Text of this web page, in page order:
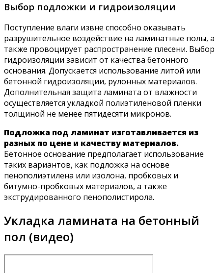
Выбор подложки и гидроизоляции
Поступление влаги извне способно оказывать
разрушительное воздействие на ламинатные полы, а
также провоцирует распространение плесени. Выбор
гидроизоляции зависит от качества бетонного
основания. Допускается использование литой или
бетонной гидроизоляции, рулонных материалов.
Дополнительная защита ламината от влажности
осуществляется укладкой полиэтиленовой пленки
толщиной не менее пятидесяти микронов.
Подложка под ламинат изготавливается из
разных по цене и качеству материалов.
Бетонное основание предполагает использование
таких вариантов, как подложка на основе
пенополиэтилена или изолона, пробковых и
битумно-пробковых материалов, а также
экструдированного пенополистирола.
Укладка ламината на бетонный
пол (видео)